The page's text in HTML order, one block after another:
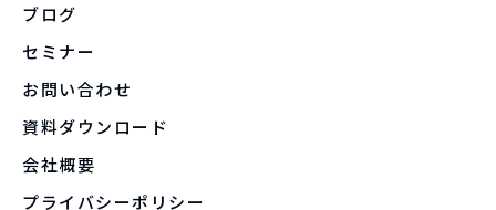
ブログ
セミナー
お問い合わせ
資料ダウンロード
会社概要
プライバシーポリシー